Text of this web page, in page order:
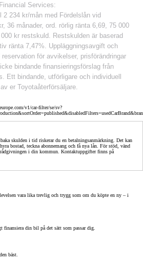
Services:
2 234 kr/mån med Fördelslån vid
36 månader, ord. rörlig ränta 6,69, 75 000
kr restskuld. Restskulden är baserad
ränta 7,47%. Uppläggningsavgift och
för avvikelser, prisförändringar
bindande finansieringsförslag från
Ett bindande, utförligare och individuell
er Toyotaåterförsäljare.
v1/car-filter/se/sv?
skulden i tid riskerar du en betalningsanmärkning. Det kan
bostad, teckna abonnemang och få nya lån. För stöd, vänd
i din kommun. Kontaktuppgifter finns på
vara lika trevlig och trygg som om du köpte en ny – i
din bil på det sätt som passar dig.
bäst.